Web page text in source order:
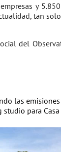
y
tan
del
las emisiones
para Casa